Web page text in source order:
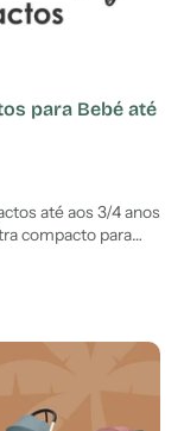
até aos 3/4 anos
compacto para
3 ou 4 anos? Em
das